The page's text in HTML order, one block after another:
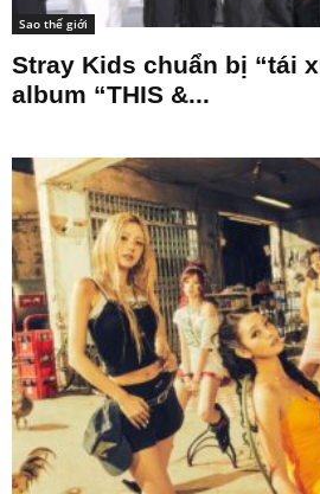
Sao thế giới
Stray Kids chuẩn bị “tái
album “THIS &...